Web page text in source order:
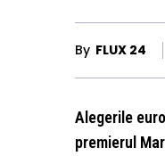
By FLUX 24
Alegerile
premierul